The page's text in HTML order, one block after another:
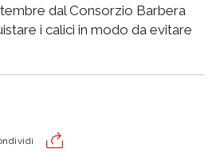
dal Consorzio Barbera
i calici in modo da evitare